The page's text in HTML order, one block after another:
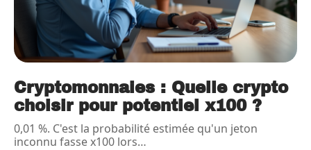
Cryptomonnaies : Quelle crypto
choisir pour potentiel x100 ?
0,01 %. C'est la probabilité estimée qu'un jeton
inconnu fasse x100 lors…